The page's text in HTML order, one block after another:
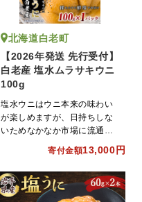
北海道白老町
【2026年発送 先行受付】
白老産 塩水ムラサキウニ
100g
塩水ウニはウニ本来の味わい
が楽しめますが、日持ちしな
いためなかなか市場に流通し
ませんでした。マルヒラ渡邊
水産では、一般的な流通過程
では水揚げ後、加工・市場・
小売店を経て販売となる過程
をカットし、自社加工によっ
寄付金額13,000円